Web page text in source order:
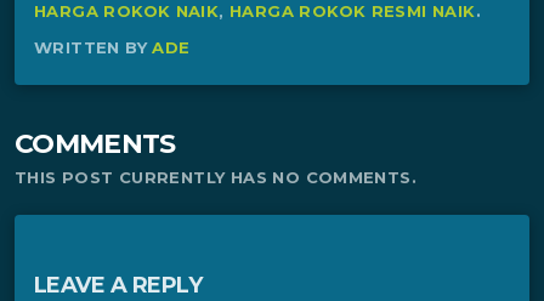
HARGA ROKOK NAIK, HARGA ROKOK RESMI NAIK.
WRITTEN BYADE
COMMENTS
THIS POST CURRENTLY HAS NO COMMENTS.
LEAVE A REPLY